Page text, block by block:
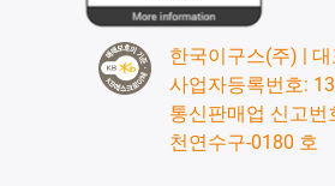
한국이구스(주) |
사업자등록번호:
통신판매업 신고번
천연수구-0180 호